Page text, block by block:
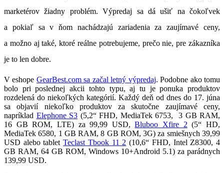
marketérov žiadny problém. Výpredaj sa dá ušiť na čokoľvek
a pokiaľ sa v ňom nachádzajú zariadenia za zaujímavé ceny,
a možno aj také, ktoré reálne potrebujeme, prečo nie, pre zákazníka
je to len dobre.
V eshope GearBest.com sa začal letný výpredaj. Podobne ako tomu
bolo pri poslednej akcii tohto typu, aj tu je ponuka produktov
rozdelená do niekoľkých kategórií. Každý deň od dnes do 17. júna
sa objavií niekoľko produktov za skutočne zaujímavé ceny,
napríklad Elephone S3 (5,2“ FHD, MediaTek 6753, 3 GB RAM,
16 GB ROM, LTE) za 99,99 USD,Bluboo Xfire 2 (5“ HD,
MediaTek 6580, 1 GB RAM, 8 GB ROM, 3G) za smiešnych 39,99
USD alebo tabletTeclast Tbook 11 2 (10,6“ FHD, Intel Z8300, 4
GB RAM, 64 GB ROM, Windows 10+Android 5.1) za parádnych
139,99 USD.